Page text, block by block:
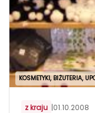
KOSMETYKI, BIŻUTERIA,
z kraju |01.10.2008